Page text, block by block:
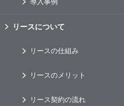
導入事例
リースについて
リースの仕組み
リースのメリット
リース契約の流れ